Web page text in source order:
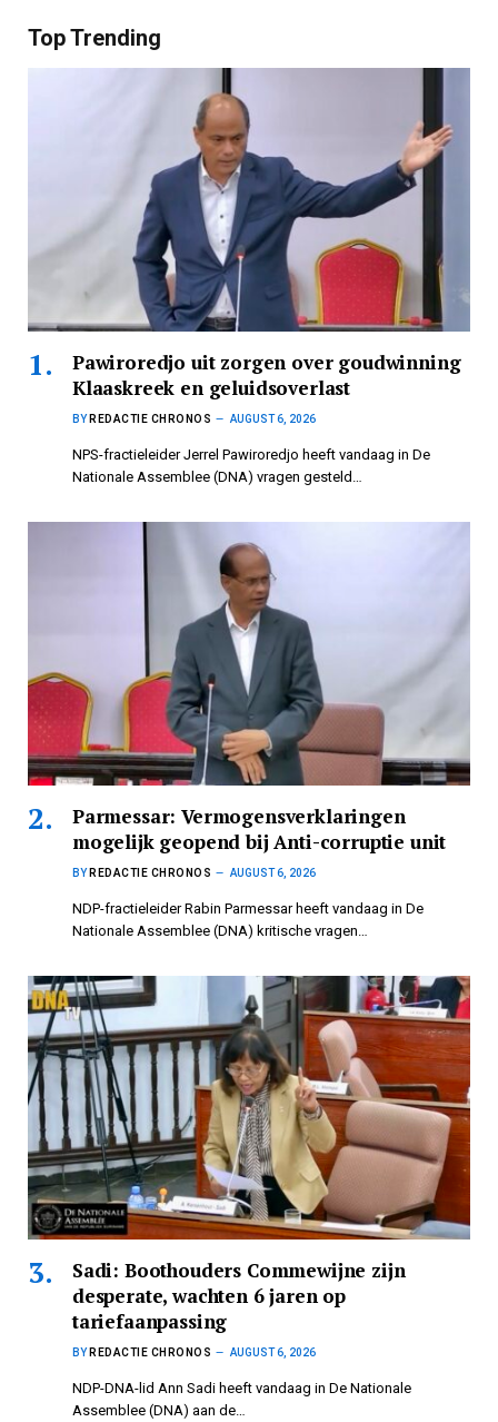
Top Trending
Pawiroredjo uit zorgen over goudwinning
Klaaskreek en geluidsoverlast
BY REDACTIE CHRONOS AUGUST 6, 2026
NPS-fractieleider Jerrel Pawiroredjo heeft vandaag in De
Nationale Assemblee (DNA) vragen gesteld…
Parmessar: Vermogensverklaringen
mogelijk geopend bij Anti-corruptie unit
BY REDACTIE CHRONOS AUGUST 6, 2026
NDP-fractieleider Rabin Parmessar heeft vandaag in De
Nationale Assemblee (DNA) kritische vragen…
Sadi: Boothouders Commewijne zijn
desperate, wachten 6 jaren op
tariefaanpassing
BY REDACTIE CHRONOS AUGUST 6, 2026
NDP-DNA-lid Ann Sadi heeft vandaag in De Nationale
Assemblee (DNA) aan de…